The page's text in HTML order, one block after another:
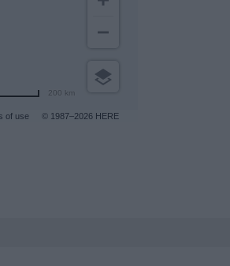
of use © 1987–2026 HERE
200 km